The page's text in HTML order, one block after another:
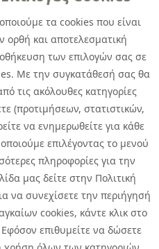
τα cookies που είναι
ορθή και αποτελεσματική
των επιλογών σας σε
Με την συγκατάθεσή σας θα
τις ακόλουθες κατηγορίες
(προτιμήσεων, στατιστικών,
να ενημερωθείτε για κάθε
επιλέγοντας το μενού
πληροφορίες για την
μας δείτε στην Πολιτική
να συνεχίσετε την περιήγησή
cookies, κάντε κλικ στο
επιθυμείτε να δώσετε